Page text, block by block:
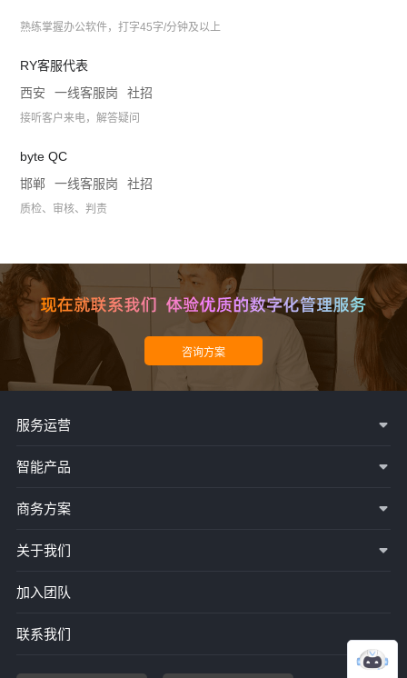
熟练掌握办公软件，打字45字/分钟及以上
RY客服代表
西安
一线客服岗 社招
接听客户来电，解答疑问
byte QC
邯郸
一线客服岗 社招
质检、审核、判责
服务运营
智能产品
商务方案
关于我们
加入团队
联系我们